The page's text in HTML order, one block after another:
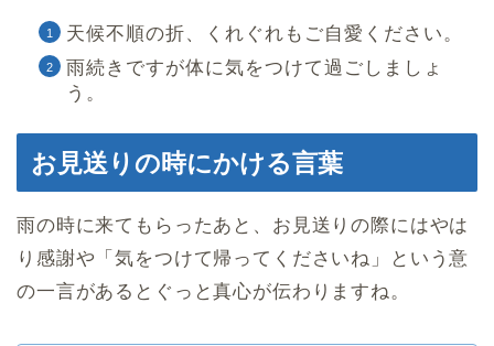
天候不順の折、くれぐれもご自愛ください。
雨続きですが体に気をつけて過ごしましょ
う。
お見送りの時にかける言葉
雨の時に来てもらったあと、お見送りの際にはやは
り感謝や「気をつけて帰ってくださいね」という意
の一言があるとぐっと真心が伝わりますね。